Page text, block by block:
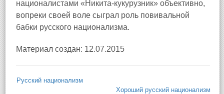
националистами «Никита-кукурузник» объективно,
вопреки своей воле сыграл роль повивальной
бабки русского национализма.
Материал создан: 12.07.2015
Русский национализм
Хороший русский национализм